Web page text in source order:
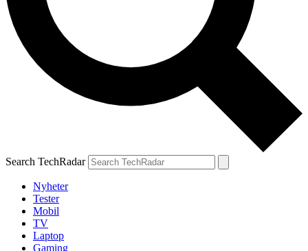
Search TechRadar
Nyheter
Tester
Mobil
TV
Laptop
Gaming